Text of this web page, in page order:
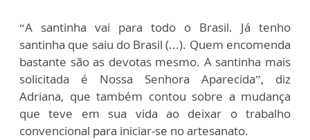
“A santinha vai para todo o Brasil. Já tenho
santinha que saiu do Brasil (...). Quem encomenda
bastante são as devotas mesmo. A santinha mais
solicitada é Nossa Senhora Aparecida”, diz
Adriana, que também contou sobre a mudança
que teve em sua vida ao deixar o trabalho
convencional para iniciar-se no artesanato.